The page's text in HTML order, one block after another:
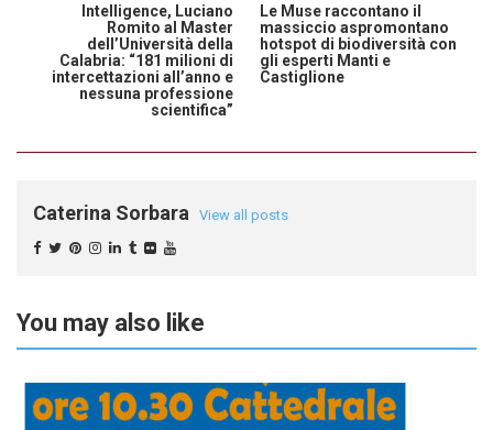
Intelligence, Luciano
Romito al Master
dell’Università della
Calabria: “181 milioni di
intercettazioni all’anno e
nessuna professione
scientifica”
Le Muse raccontano il
massiccio aspromontano
hotspot di biodiversità con
gli esperti Manti e
Castiglione
Caterina Sorbara View all posts
You may also like